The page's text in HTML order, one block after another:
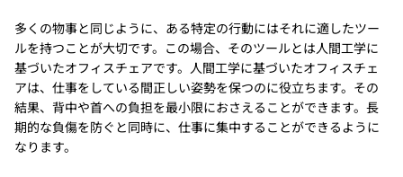
多くの物事と同じように、ある特定の行動にはそれに適したツー
ルを持つことが大切です。この場合、そのツールとは人間工学に
基づいたオフィスチェアです。人間工学に基づいたオフィスチェ
アは、仕事をしている間正しい姿勢を保つのに役立ちます。その
結果、背中や首への負担を最小限におさえることができます。長
期的な負傷を防ぐと同時に、仕事に集中することができるように
なります。